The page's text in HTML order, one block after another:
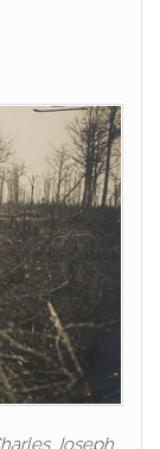
Joseph